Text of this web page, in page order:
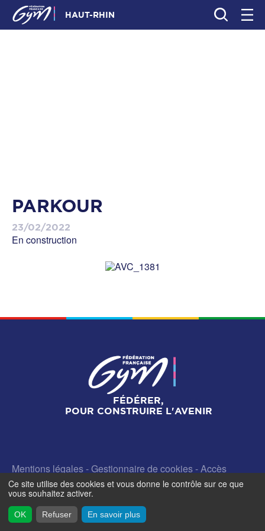
HAUT-RHIN
PARKOUR
23/02/2022
En construction
FÉDÉRER,
POUR CONSTRUIRE L'AVENIR
Mentions légales-Gestionnaire de cookies-Accès
contributeurs - © Fédération Française de Gymnastique -
2026
Ce site utilise des cookies et vous donne le contrôle sur ce que
vous souhaitez activer.
OK Refuser En savoir plus